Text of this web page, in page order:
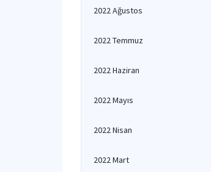
2022 Ağustos
2022 Temmuz
2022 Haziran
2022 Mayıs
2022 Nisan
2022 Mart